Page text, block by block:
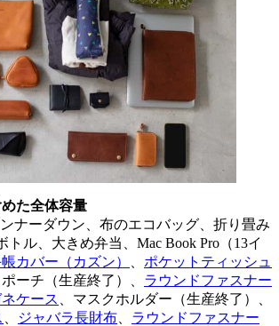
た全体容量
ンナーダウン、布のエコバッグ、折り畳み
トル、大きめ弁当、Mac Book Pro（13イ
カバー（カズン）
ポケットティッシュ
ポーチ（生産終了）、 ラウンドファスナー
ネケース
、マスクホルダー（生産終了）、
ジャバラ長財布
ラウンドファスナー